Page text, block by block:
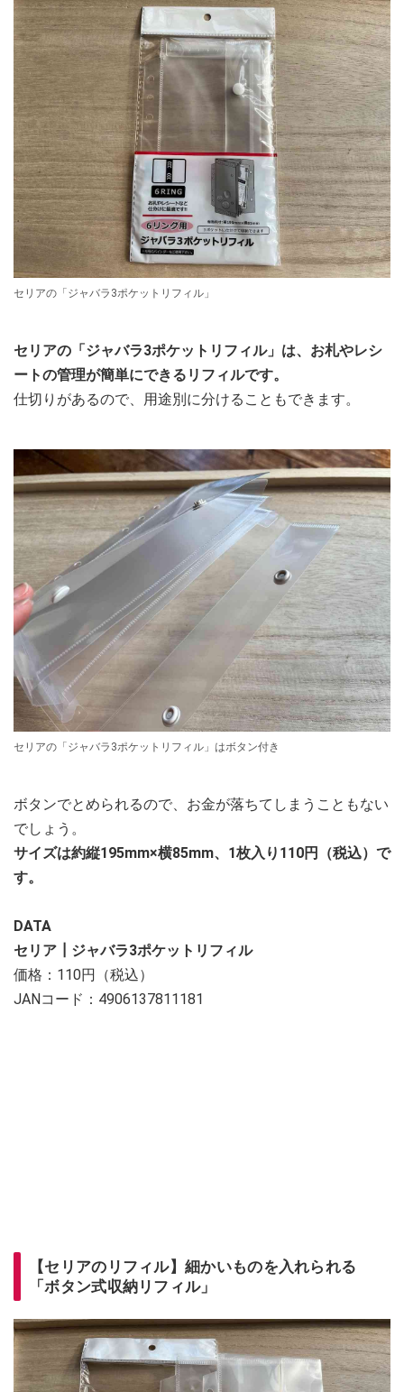
セリアの「ジャバラ3ポケットリフィル」
セリアの「ジャバラ3ポケットリフィル」は、お札やレシ
ートの管理が簡単にできるリフィルです。
仕切りがあるので、用途別に分けることもできます。
セリアの「ジャバラ3ポケットリフィル」はボタン付き
ボタンでとめられるので、お金が落ちてしまうこともない
でしょう。
サイズは約縦195mm×横85mm、1枚入り110円（税込）で
す。
DATA
セリア┃ジャバラ3ポケットリフィル
価格：110円（税込）
JANコード：4906137811181
【セリアのリフィル】細かいものを入れられる
「ボタン式収納リフィル」